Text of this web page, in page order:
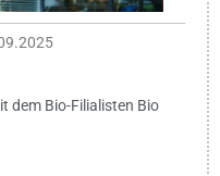
dem Bio-Filialisten Bio